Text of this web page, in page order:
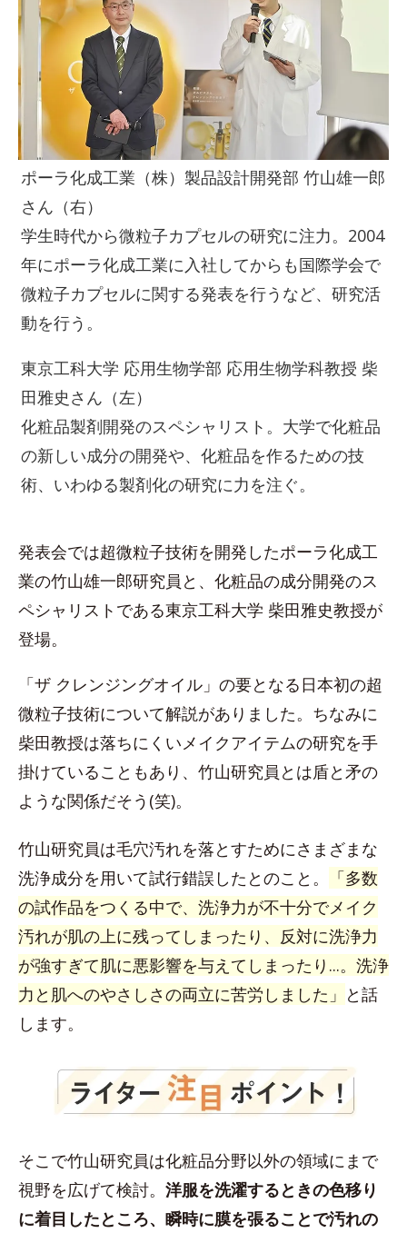
ポーラ化成工業（株）製品設計開発部 竹山雄一郎
さん（右）
学生時代から微粒子カプセルの研究に注力。2004
年にポーラ化成工業に入社してからも国際学会で
微粒子カプセルに関する発表を行うなど、研究活
動を行う。
東京工科大学 応用生物学部 応用生物学科教授 柴
田雅史さん（左）
化粧品製剤開発のスペシャリスト。大学で化粧品
の新しい成分の開発や、化粧品を作るための技
術、いわゆる製剤化の研究に力を注ぐ。
発表会では超微粒子技術を開発したポーラ化成工
業の竹山雄一郎研究員と、化粧品の成分開発のス
ペシャリストである東京工科大学 柴田雅史教授が
登場。
「ザ クレンジングオイル」の要となる日本初の超
微粒子技術について解説がありました。ちなみに
柴田教授は落ちにくいメイクアイテムの研究を手
掛けていることもあり、竹山研究員とは盾と矛の
ような関係だそう(笑)。
竹山研究員は毛穴汚れを落とすためにさまざまな
洗浄成分を用いて試行錯誤したとのこと。
「多数
の試作品をつくる中で、洗浄力が不十分でメイク
汚れが肌の上に残ってしまったり、反対に洗浄力
が強すぎて肌に悪影響を与えてしまったり...。洗浄
力と肌へのやさしさの両立に苦労しました」 と話
します。
そこで竹山研究員は化粧品分野以外の領域にまで
視野を広げて検討。 洋服を洗濯するときの色移り
に着目したところ、瞬時に膜を張ることで汚れの